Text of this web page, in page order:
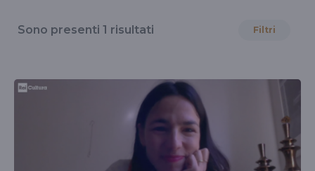
il
#marinazucchelli
Sono presenti 1 risultati Filtri